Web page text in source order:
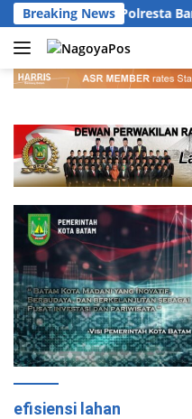
Langsung
ke
konten
Breaking News
121 Personel Polresta
efisiensi lahan